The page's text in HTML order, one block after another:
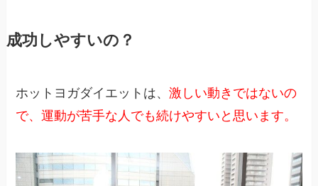
成功しやすいの？
ホットヨガダイエットは、激しい動きではないの
で、運動が苦手な人でも続けやすいと思います。